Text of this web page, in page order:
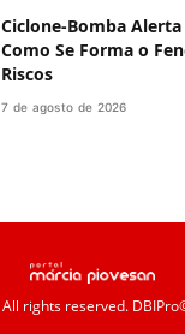
Ciclone-Bomba
Como Se Forma o
Riscos
7 de agosto de 2026
All rights reserved.